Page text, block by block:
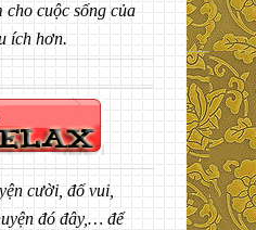
cuộc sống của
ích hơn.
cười, đố vui,
đó đây,… để